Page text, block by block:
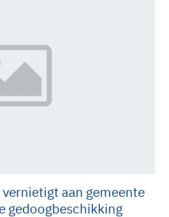
aan gemeente
gedoogbeschikking